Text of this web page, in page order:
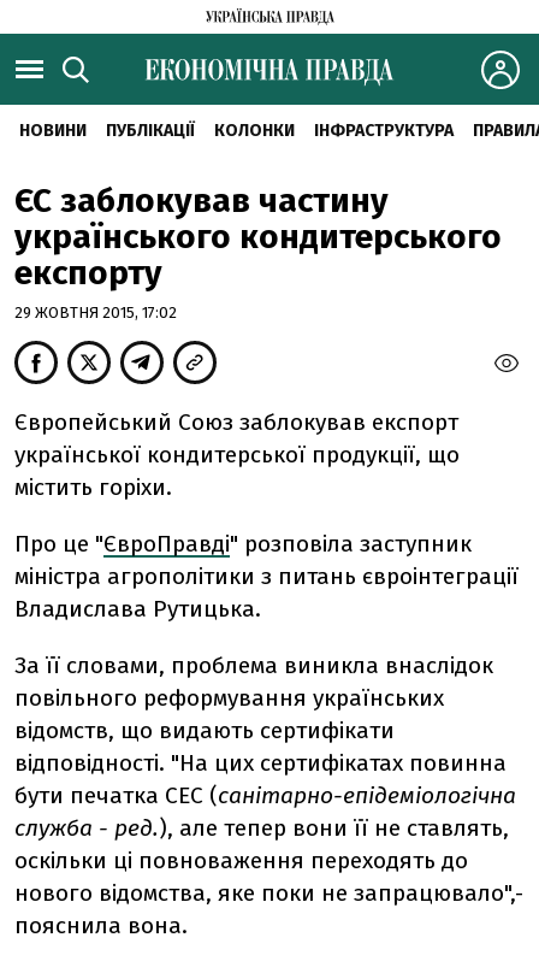
НОВИНИ ПУБЛІКАЦІЇ КОЛОНКИ ІНФРАСТРУКТУРА
ЄС заблокував частину
українського кондитерського
експорту
29 ЖОВТНЯ 2015, 17:02
Європейський Союз заблокував експорт
української кондитерської продукції, що
містить горіхи.
Про це "ЄвроПравді" розповіла заступник
міністра агрополітики з питань євроінтеграції
Владислава Рутицька.
За її словами, проблема виникла внаслідок
повільного реформування українських
відомств, що видають сертифікати
відповідності. "На цих сертифікатах повинна
бути печатка СЕС (санітарно-епідеміологічна
служба - ред.), але тепер вони її не ставлять,
оскільки ці повноваження переходять до
нового відомства, яке поки не запрацювало",-
пояснила вона.